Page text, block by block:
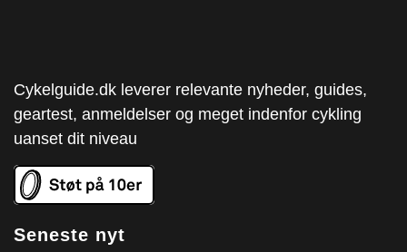
Cykelguide.dk leverer relevante nyheder, guides,
geartest, anmeldelser og meget indenfor cykling
uanset dit niveau
Seneste nyt